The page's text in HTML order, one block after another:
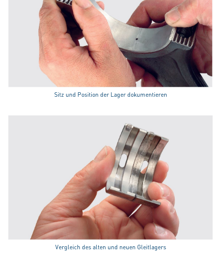
Sitz und Position der Lager dokumentieren
Vergleich des alten und neuen Gleitlagers